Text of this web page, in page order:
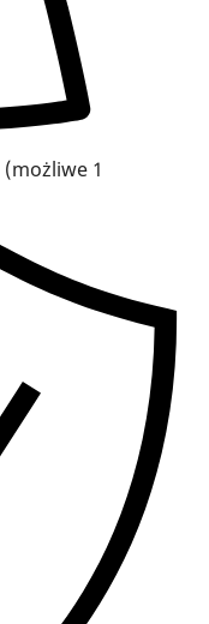
(możliwe 1